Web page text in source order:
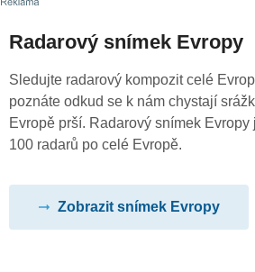
Radarový snímek Evropy
Sledujte radarový kompozit celé
poznáte odkud se k nám chystají
Evropě prší. Radarový snímek
100 radarů po celé Evropě.
Zobrazit snímek Evropy